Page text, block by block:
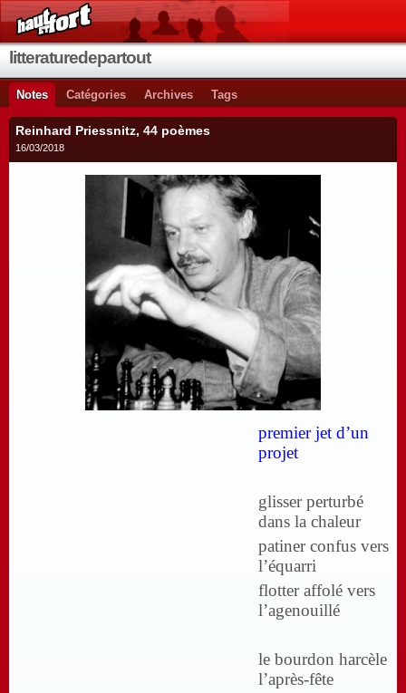
litteraturedepartout
Notes Catégories Archives Tags
Reinhard Priessnitz, 44 poèmes
16/03/2018
premier jet d’un
projet
glisser perturbé
dans la chaleur
patiner confus vers
l’équarri
flotter affolé vers
l’agenouillé
le bourdon harcèle
l’après-fête